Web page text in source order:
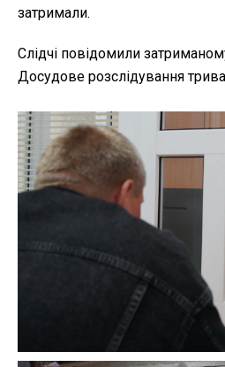
затримали.
Слідчі повідомили
Досудове розслідування